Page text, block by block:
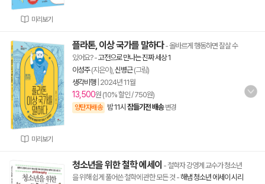
미리보기
미리보기
플라톤, 이상 국가를 말하다- 올바르게 행동하면 잘살 수
있어요?-고전으로 만나는 진짜 세상 1
이성주(지은이), 신병근(그림)
생각비행| 2024년 11월
13,500원 (10% 할인 / 750원)
양탄자배송 밤 11시 잠들기전 배송 변경
청소년을 위한 철학 에세이 - 철학자 강영계 교수가 청소년
을 위해 쉽게 풀어쓴 철학에 관한 모든 것 -해냄 청소년 에세이 시리